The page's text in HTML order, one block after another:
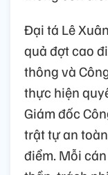
Đại tá Lê
quả đợt cao
thông và
thực hiện
Giám đốc
trật tự an
điểm. Mỗi